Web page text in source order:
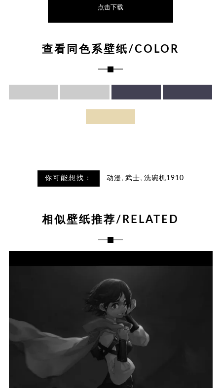
点击下载
查看同色系壁纸/COLOR
你可能想找： 动漫 , 武士, 洗碗机1910
相似壁纸推荐/RELATED